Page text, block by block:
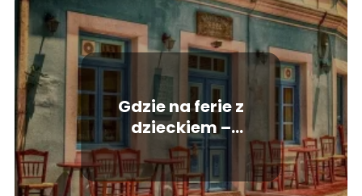
Gdzie na ferie z
dzieckiem –
propozycje, które
trzeba przemyśleć